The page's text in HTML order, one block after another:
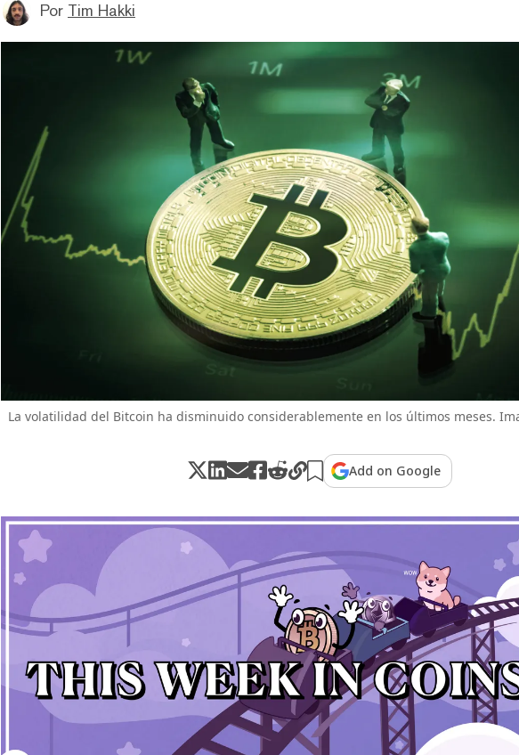
Por Tim Hakki
La volatilidad del Bitcoin ha disminuido considerablemente en los últimos meses.
Add on Google